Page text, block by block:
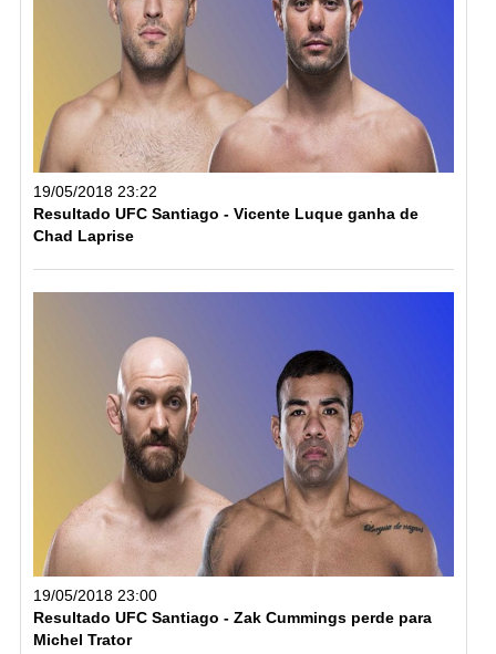
19/05/2018 23:22
Resultado UFC Santiago - Vicente Luque ganha de
Chad Laprise
19/05/2018 23:00
Resultado UFC Santiago - Zak Cummings perde para
Michel Trator